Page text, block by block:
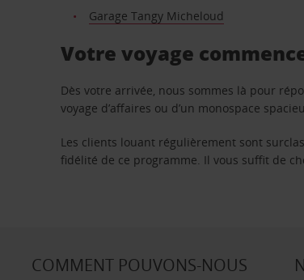
Garage Tangy Micheloud
Votre voyage
Dès votre arrivée, nous sommes là pour
voyage d’affaires ou d’un monospace
Les clients louant régulièrement sont
fidélité de ce programme. Il vous suffit de
COMMENT POUVONS-NOUS